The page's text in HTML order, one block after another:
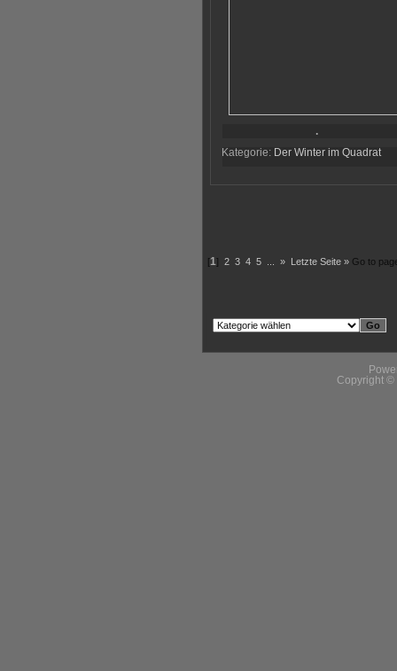
.
Kategorie: Der Winter im Quadrat
[1] 2 3 4 5 » Letzte Seite » Go to
Copyright